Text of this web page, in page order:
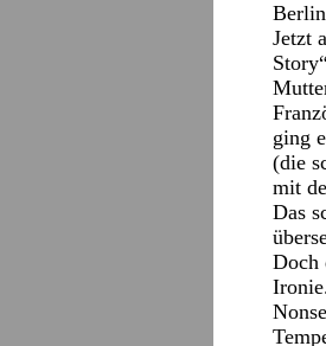
Jetzt
ging
(die
mit
Das
Doch